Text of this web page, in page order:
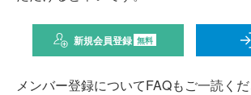
新規会員登録 無料
メンバー登録についてFAQもご一読くだ